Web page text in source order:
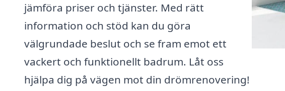
jämföra priser och tjänster. Med rätt
information och stöd kan du göra
välgrundade beslut och se fram emot ett
vackert och funktionellt badrum. Låt oss
hjälpa dig på vägen mot din drömrenovering!